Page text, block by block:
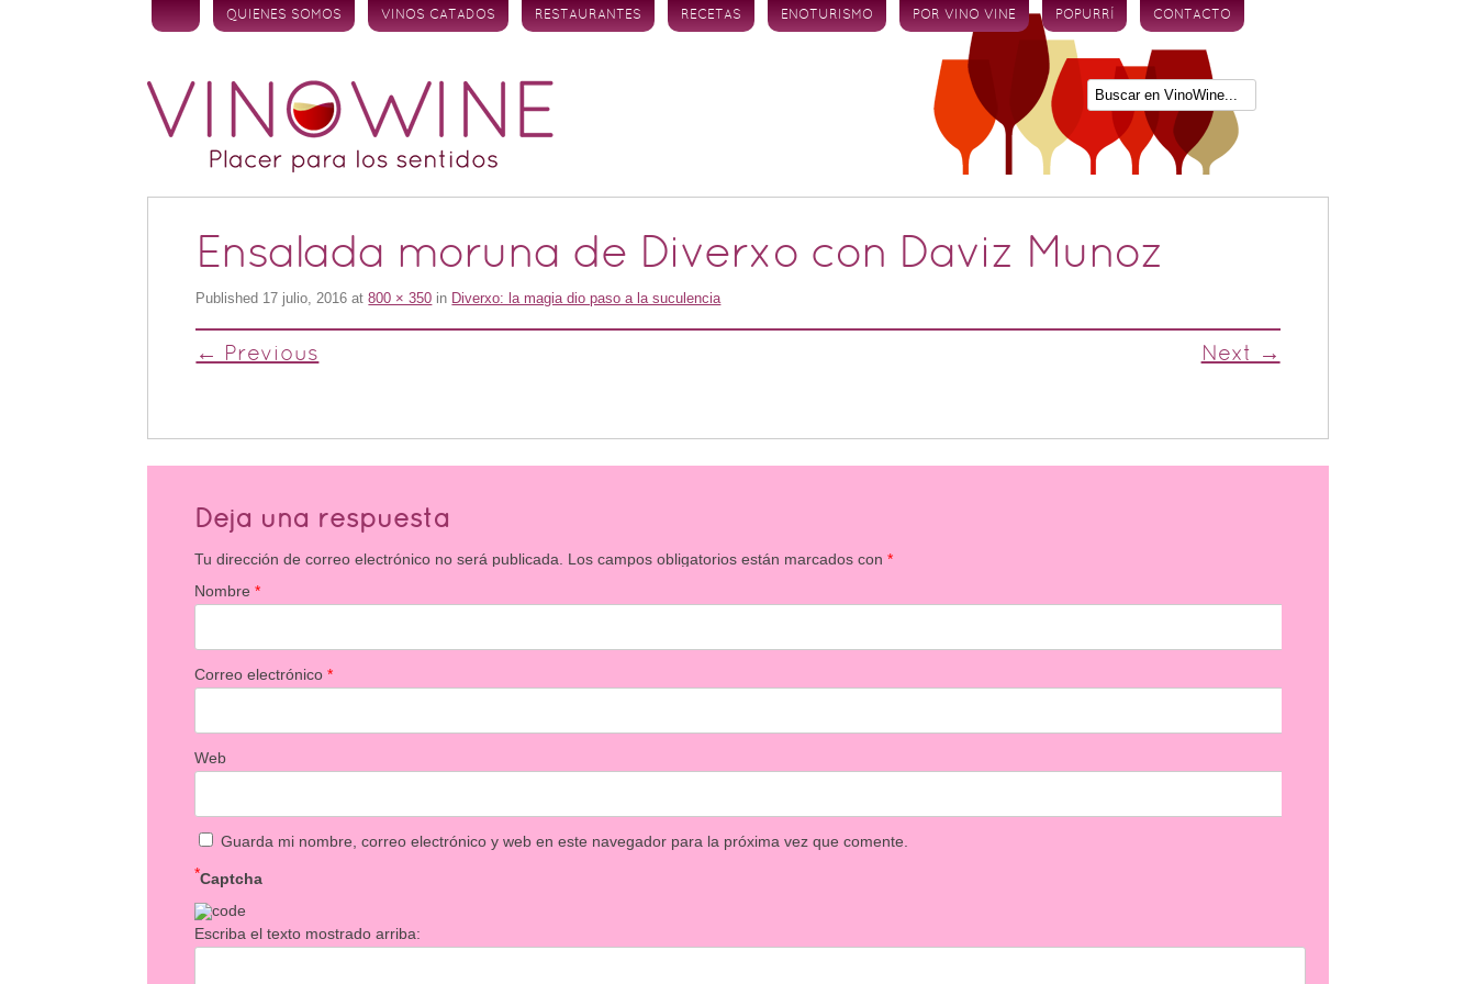
Skip to content
QUIENES SOMOS VINOS CATADOS RESTAURANTES RECETAS ENOTURISMO POR VINO VINE POPURRÍ CONTACTO
Ensalada moruna de Diverxo con Daviz Munoz
Published 17 julio, 2016 at800 × 350 in Diverxo: la magia dio paso a la suculencia
← Previous Next →
Deja una respuesta
Tu dirección de correo electrónico no será publicada. Los campos obligatorios están marcados con*
Nombre*
Correo electrónico*
Web
Guarda mi nombre, correo electrónico y web en este navegador para la próxima vez que comente.
Captcha
*
Escriba el texto mostrado arriba: